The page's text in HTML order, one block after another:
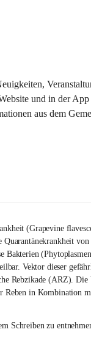
und in der
aus dem
(Grapevine
von
Bakterien
Vektor dieser
Rebzikade (ARZ). Die
Reben in Kombination
Schreiben zu